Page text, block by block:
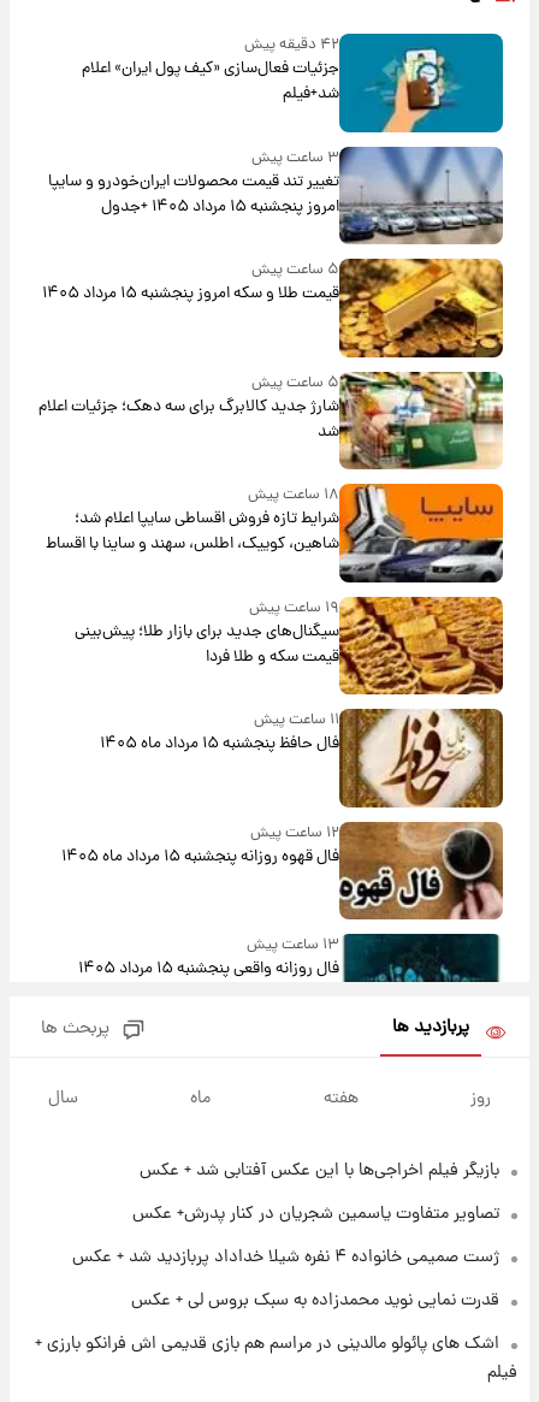
۴۲ دقیقه پیش
جزئیات فعال‌سازی «کیف پول ایران» اعلام
شد+فیلم
۳ ساعت پیش
تغییر تند قیمت محصولات ایران‌خودرو و سایپا
امروز پنجشنبه ۱۵ مرداد ۱۴۰۵ +جدول
۵ ساعت پیش
قیمت طلا و سکه امروز پنجشنبه ۱۵ مرداد ۱۴۰۵
۵ ساعت پیش
شارژ جدید کالابرگ برای سه دهک؛ جزئیات اعلام
شد
۱۸ ساعت پیش
شرایط تازه فروش اقساطی سایپا اعلام شد؛
شاهین، کوییک، اطلس، سهند و ساینا با اقساط
بلندمدت + جدول
۱۹ ساعت پیش
سیگنال‌های جدید برای بازار طلا؛ پیش‌بینی
قیمت سکه و طلا فردا
۱۱ ساعت پیش
فال حافظ پنجشنبه ۱۵ مرداد ماه ۱۴۰۵
۱۲ ساعت پیش
فال قهوه روزانه پنجشنبه ۱۵ مرداد ماه ۱۴۰۵
۱۳ ساعت پیش
فال روزانه واقعی پنجشنبه ۱۵ مرداد ۱۴۰۵
+ جدول
۱ روز پیش
نام خودرو، مبلغ پیش پرداخت و زمان تحویل |
سود مشارکت چند درصد است؟
زمان پخش «مرد سه هزار چهره» مشخص شد
پربازدید ها پربحث ها
روز هفته ماه سال
بازیگر فیلم اخراجی‌ها با این عکس آفتابی شد + عکس
تصاویر متفاوت یاسمین شجریان در کنار پدرش+ عکس
ژست صمیمی خانواده ۴ نفره شیلا خداداد پربازدید شد + عکس
قدرت نمایی نوید محمدزاده به سبک بروس لی + عکس
اشک های پائولو مالدینی در مراسم هم بازی قدیمی اش فرانکو بارزی +
فیلم